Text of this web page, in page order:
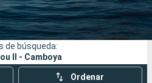
Compañías
Buscar
de búsqueda:
II - Camboya
Ordenar